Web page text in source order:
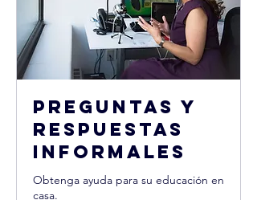
Preguntas y
respuestas
informales
Obtenga ayuda para su educación en
casa.